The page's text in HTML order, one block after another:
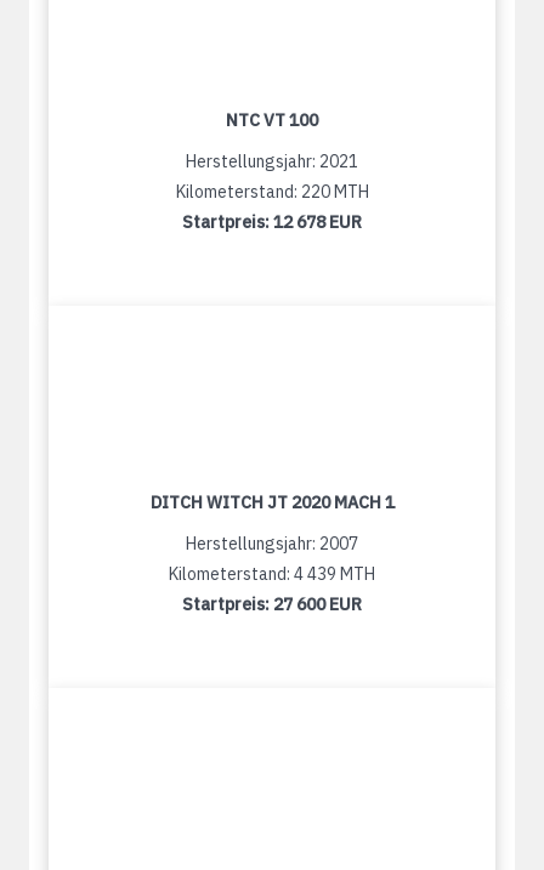
NTC VT 100
Herstellungsjahr: 2021
Kilometerstand: 220 MTH
Startpreis:12 678 EUR
DITCH WITCH JT 2020 MACH 1
Herstellungsjahr: 2007
Kilometerstand: 4 439 MTH
Startpreis: 27 600 EUR